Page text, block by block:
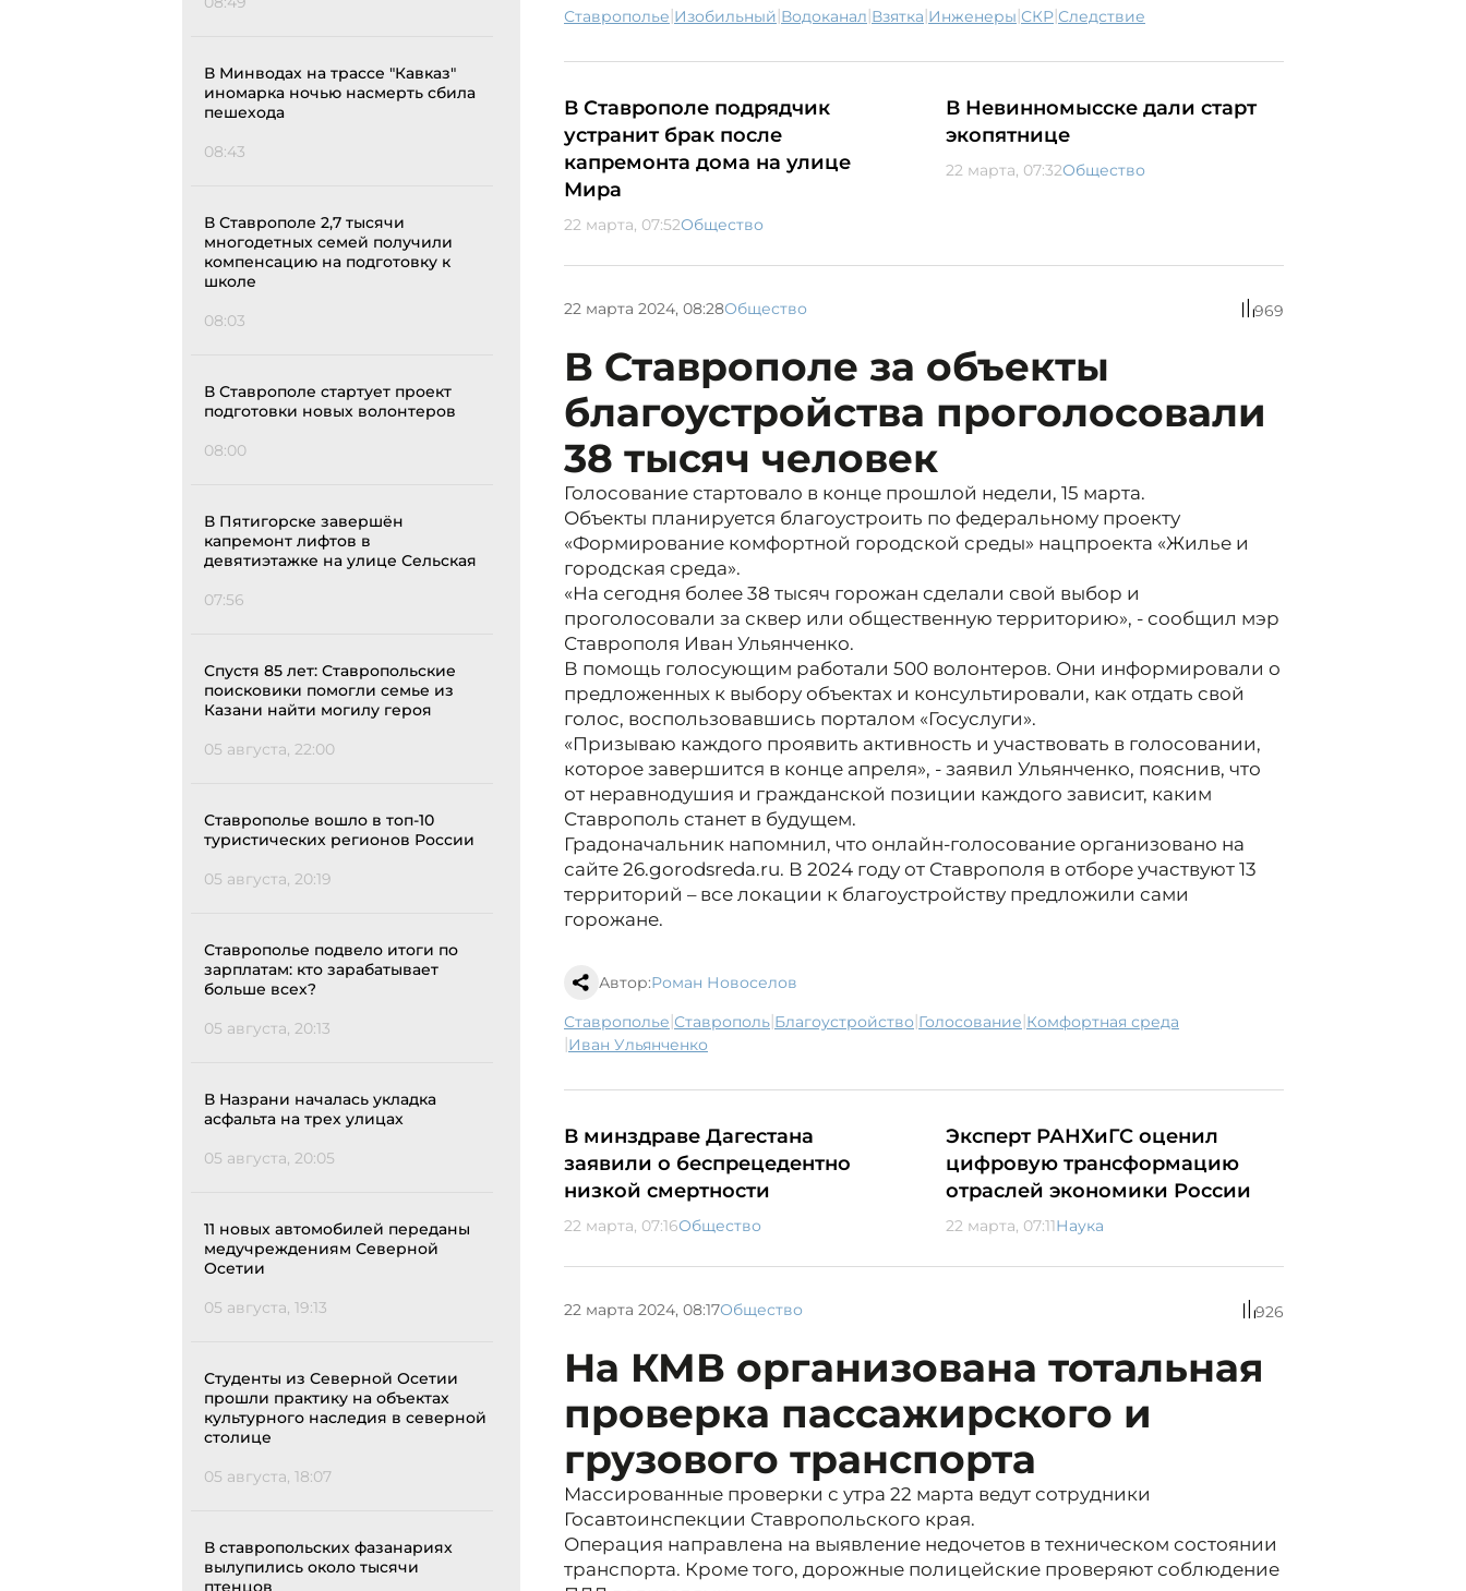
В Минводах на трассе "Кавказ"
иномарка ночью насмерть сбила
пешехода
08:43
В Ставрополе 2,7 тысячи
многодетных семей получили
компенсацию на подготовку к
школе
08:03
В Ставрополе стартует проект
подготовки новых волонтеров
08:00
В Пятигорске завершён
капремонт лифтов в
девятиэтажке на улице Сельская
07:56
Спустя 85 лет: Ставропольские
поисковики помогли семье из
Казани найти могилу героя
05 августа, 22:00
Ставрополье вошло в топ-10
туристических регионов России
05 августа, 20:19
Ставрополье подвело итоги по
зарплатам: кто зарабатывает
больше всех?
05 августа, 20:13
В Назрани началась укладка
асфальта на трех улицах
05 августа, 20:05
11 новых автомобилей переданы
медучреждениям Северной
Осетии
05 августа, 19:13
Студенты из Северной Осетии
прошли практику на объектах
культурного наследия в северной
столице
05 августа, 18:07
В ставропольских фазанариях
вылупились около тысячи
Ставрополье| Изобильный| водоканал| взятка| инженеры| СКР| следствие
В Ставрополе подрядчик
устранит брак после
капремонта дома на улице
Мира
22 марта, 07:52Общество
В Невинномысске дали старт
экопятнице
22 марта, 07:32Общество
22 марта 2024, 08:28Общество 969
В Ставрополе за объекты
благоустройства проголосовали
38 тысяч человек
Голосование стартовало в конце прошлой недели, 15 марта.
Объекты планируется благоустроить по федеральному проекту
«Формирование комфортной городской среды» нацпроекта «Жилье и
городская среда».
«На сегодня более 38 тысяч горожан сделали свой выбор и
проголосовали за сквер или общественную территорию», - сообщил мэр
Ставрополя Иван Ульянченко.
В помощь голосующим работали 500 волонтеров. Они информировали о
предложенных к выбору объектах и консультировали, как отдать свой
голос, воспользовавшись порталом «Госуслуги».
«Призываю каждого проявить активность и участвовать в голосовании,
которое завершится в конце апреля», - заявил Ульянченко, пояснив, что
от неравнодушия и гражданской позиции каждого зависит, каким
Ставрополь станет в будущем.
Градоначальник напомнил, что онлайн-голосование организовано на
сайте 26.gorodsreda.ru. В 2024 году от Ставрополя в отборе участвуют 13
территорий – все локации к благоустройству предложили сами
горожане.
Автор:Роман Новоселов
Ставрополье| Ставрополь| благоустройство| голосование| комфортная среда
| Иван Ульянченко
В минздраве Дагестана
заявили о беспрецедентно
низкой смертности
22 марта, 07:16Общество
Эксперт РАНХиГС оценил
цифровую трансформацию
отраслей экономики России
22 марта, 07:11Наука
22 марта 2024, 08:17Общество 926
На КМВ организована тотальная
проверка пассажирского и
грузового транспорта
Массированные проверки с утра 22 марта ведут сотрудники
Госавтоинспекции Ставропольского края.
Операция направлена на выявление недочетов в техническом состоянии
транспорта. Кроме того, дорожные полицейские проверяют соблюдение